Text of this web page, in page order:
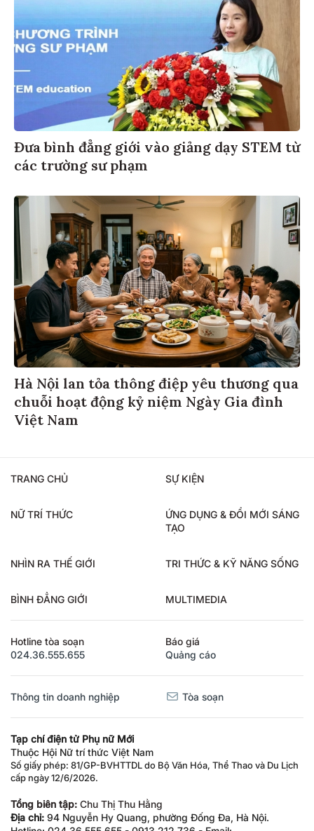
Đưa bình đẳng giới vào giảng dạy STEM từ
các trường sư phạm
Hà Nội lan tỏa thông điệp yêu thương qua
chuỗi hoạt động kỷ niệm Ngày Gia đình
Việt Nam
TRANG CHỦ SỰ KIỆN
NỮ TRÍ THỨC
ỨNG DỤNG & ĐỔI MỚI SÁNG
TẠO
NHÌN RA THẾ GIỚI TRI THỨC & KỸ NĂNG SỐNG
BÌNH ĐẲNG GIỚI MULTIMEDIA
Hotline tòa soạn
024.36.555.655
Báo giá
Quảng cáo
Thông tin doanh nghiệp Tòa soạn
Tạp chí điện tử Phụ nữ Mới
Thuộc Hội Nữ trí thức Việt Nam
Số giấy phép: 81/GP-BVHTTDL do Bộ Văn Hóa, Thể Thao và Du Lịch
cấp ngày 12/6/2026.
Tổng biên tập: Chu Thị Thu Hằng
Địa chỉ: 94 Nguyễn Hy Quang, phường Đống Đa, Hà Nội.
Hotline: 024.36.555.655 - 0913.212.736 - Email: